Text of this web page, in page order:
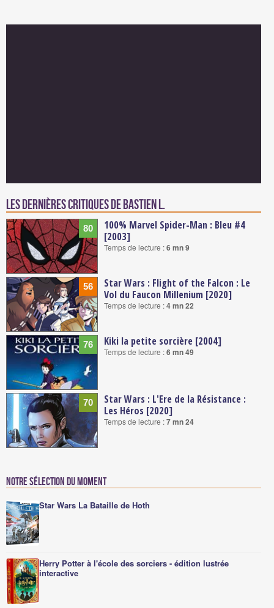
Les dernières critiques de Bastien L.
80
100% Marvel Spider-Man : Bleu #4
[2003]
Temps de lecture :6 mn 9
56
Star Wars : Flight of the Falcon : Le
Vol du Faucon Millenium [2020]
Temps de lecture :4 mn 22
76 Kiki la petite sorcière [2004]
Temps de lecture :6 mn 49
70
Star Wars : L'Ere de la Résistance :
Les Héros [2020]
Temps de lecture :7 mn 24
Notre sélection du moment
Star Wars La Bataille de Hoth
Herry Potter à l'école des sorciers - édition lustrée
interactive